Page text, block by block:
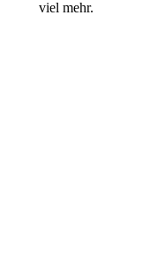
viel mehr.